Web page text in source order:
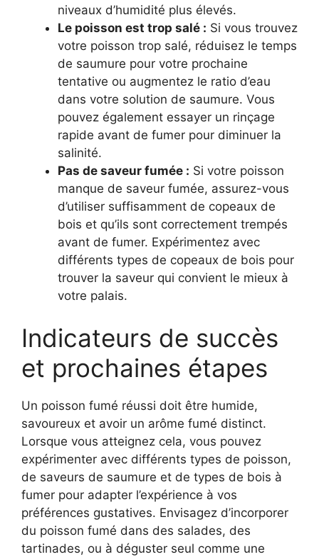
niveaux d’humidité plus élevés.
Le poisson est trop salé : Si vous trouvez
votre poisson trop salé, réduisez le temps
de saumure pour votre prochaine
tentative ou augmentez le ratio d’eau
dans votre solution de saumure. Vous
pouvez également essayer un rinçage
rapide avant de fumer pour diminuer la
salinité.
Pas de saveur fumée : Si votre poisson
manque de saveur fumée, assurez-vous
d’utiliser suffisamment de copeaux de
bois et qu’ils sont correctement trempés
avant de fumer. Expérimentez avec
différents types de copeaux de bois pour
trouver la saveur qui convient le mieux à
votre palais.
Indicateurs de succès
et prochaines étapes
Un poisson fumé réussi doit être humide,
savoureux et avoir un arôme fumé distinct.
Lorsque vous atteignez cela, vous pouvez
expérimenter avec différents types de poisson,
de saveurs de saumure et de types de bois à
fumer pour adapter l’expérience à vos
préférences gustatives. Envisagez d’incorporer
du poisson fumé dans des salades, des
tartinades, ou à déguster seul comme une